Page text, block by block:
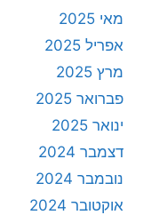
מאי 2025
אפריל 2025
מרץ 2025
פברואר 2025
ינואר 2025
דצמבר 2024
נובמבר 2024
אוקטובר 2024